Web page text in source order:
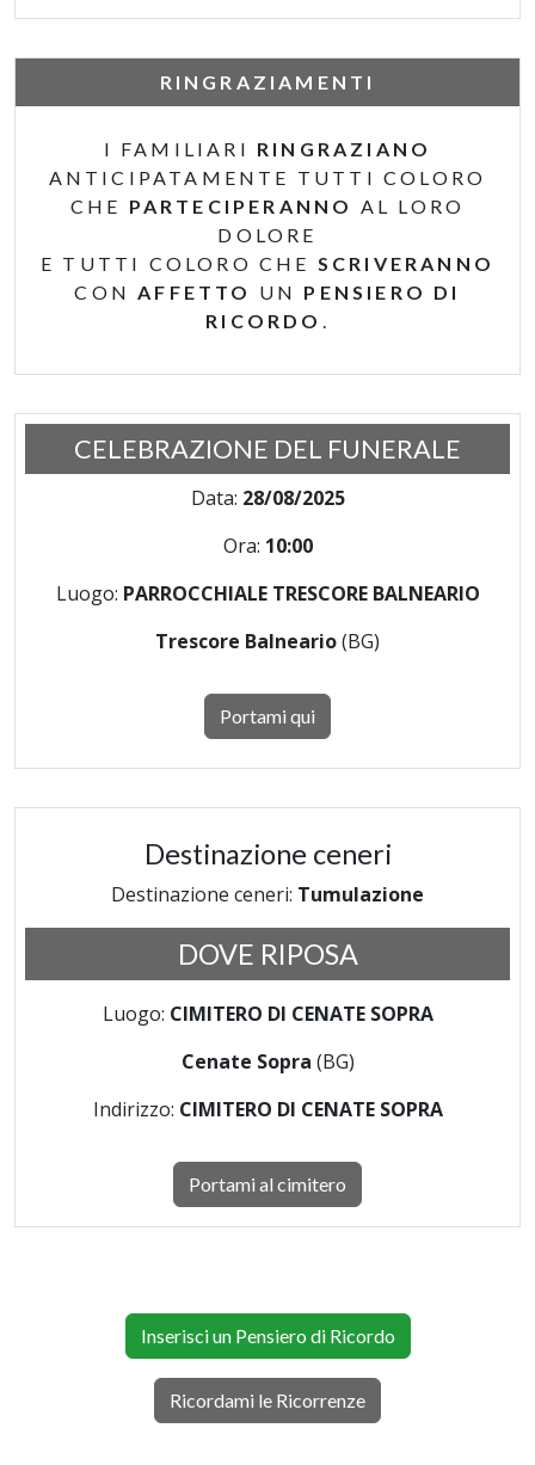
RINGRAZIAMENTI
I FAMILIARI RINGRAZIANO
ANTICIPATAMENTE TUTTI COLORO
CHE PARTECIPERANNO AL LORO
DOLORE
E TUTTI COLORO CHE SCRIVERANNO
CONAFFETTO UN PENSIERO DI
RICORDO .
CELEBRAZIONE DEL FUNERALE
Data: 28/08/2025
Ora: 10:00
Luogo: PARROCCHIALE TRESCORE BALNEARIO
Trescore Balneario(BG)
Portami qui
Destinazione ceneri
Destinazione ceneri: Tumulazione
DOVE RIPOSA
Luogo: CIMITERO DI CENATE SOPRA
Cenate Sopra (BG)
Indirizzo: CIMITERO DI CENATE SOPRA
Portami al cimitero
Inserisci un Pensiero di Ricordo
Ricordami le Ricorrenze